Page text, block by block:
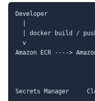
Developer
| docker build /
  v
Amazon ECR ---->
Secrets Manager